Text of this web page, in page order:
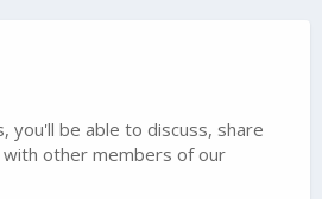
you'll be able to discuss, share
other members of our